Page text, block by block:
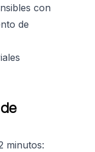
con
de
minutos: